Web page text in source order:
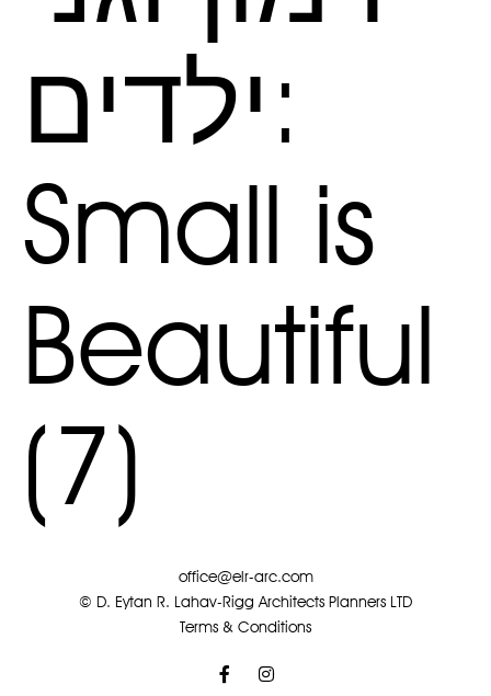
ילדים:
Small is
Beautiful
(7)
office@elr-arc.com
© D. Eytan R. Lahav-Rigg Architects Planners LTD
Terms & Conditions